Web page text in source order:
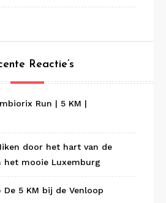
Reactie’s
Run | 5 KM |
door het hart van de
het mooie Luxemburg
De 5 KM bij de Venloop